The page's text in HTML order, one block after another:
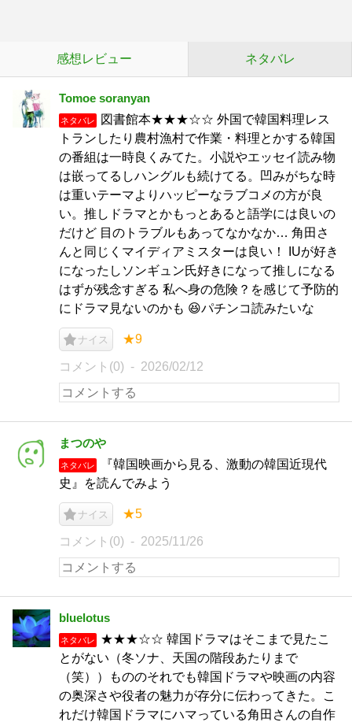
感想レビュー ネタバレ
Tomoe soranyan
ネタバレ
図書館本★★★☆☆ 外国で韓国料理レス
トランしたり農村漁村で作業・料理とかする韓国
の番組は一時良くみてた。小説やエッセイ読み物
は嵌ってるしハングルも続けてる。凹みがちな時
は重いテーマよりハッピーなラブコメの方が良
い。推しドラマとかもっとあると語学には良いの
だけど 目のトラブルもあってなかなか… 角田さ
んと同じくマイディアミスターは良い！ IUが好き
になったしソンギュン氏好きになって推しになる
はずが残念すぎる 私へ身の危険？を感じて予防的
にドラマ見ないのかも 😆パチンコ読みたいな
ナイス ★9
コメント(0) 2026/02/12
まつのや
ネタバレ
『韓国映画から見る、激動の韓国近現代
史』を読んでみよう
ナイス ★5
コメント(0) 2025/11/26
bluelotus
ネタバレ
★★★☆☆ 韓国ドラマはそこまで見たこ
とがない（冬ソナ、天国の階段あたりまで
（笑））もののそれでも韓国ドラマや映画の内容
の奥深さや役者の魅力が存分に伝わってきた。こ
れだけ韓国ドラマにハマっている角田さんの自作